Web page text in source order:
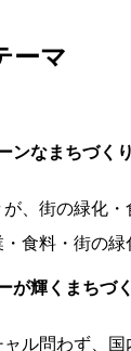
ーマ
ンなまちづくり
、街の緑化
食料・街の
が輝くまちづ
ャル問わず、